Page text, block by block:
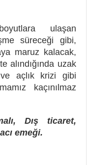
ulaşan
süreceği gibi,
maruz kalacak,
alındığında uzak
açlık krizi gibi
kaçınılmaz
Dış ticaret,
emeği.